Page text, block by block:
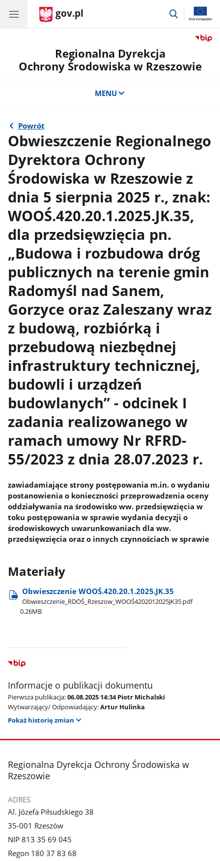
gov.pl
przejdź
Regionalna Dyrekcja
Ochrony Środowiska w Rzeszowie
MENU
Powrót
Obwieszczenie Regionalnego
Dyrektora Ochrony
Środowiska w Rzeszowie z
dnia 5 sierpnia 2025 r., znak:
WOOŚ.420.20.1.2025.JK.35,
dla przedsięwzięcia pn.
„Budowa i rozbudowa dróg
publicznych na terenie gmin
Radomyśl nad Sanem,
Gorzyce oraz Zaleszany wraz
z budową, rozbiórką i
przebudową niezbędnej
infrastruktury technicznej,
budowli i urządzeń
budowlanych” - odcinek I
zadania realizowanego w
ramach umowy Nr RFRD-
55/2023 z dnia 28.07.2023 r.
zawiadamiające strony postępowania m.in. o wydaniu
postanowienia o konieczności przeprowadzenia oceny
oddziaływania na środowisko ww. przedsięwzięcia w
toku postępowania w sprawie wydania decyzji o
środowiskowych uwarunkowaniach dla ww.
przedsięwzięcia oraz o innych czynnościach w sprawie
Materiały
Obwieszczenie WOOŚ.420.20.1.2025.JK.35
Obwieszczenie​_RDOŚ​_Rzeszow​_WOOŚ4202012025JK35.pdf
0.26MB
Informacje o publikacji dokumentu
Pierwsza publikacja:06.08.2025 14:34 Piotr Michalski
Wytwarzający/ Odpowiadający:Artur Hulinka
Pokaż historię zmian
stopka
Regionalna Dyrekcja Ochrony Środowiska w
Rzeszowie
ADRES
Al. Józefa Piłsudskiego 38
35-001 Rzeszów
NIP 813 35 69 045
Regon 180 37 83 68